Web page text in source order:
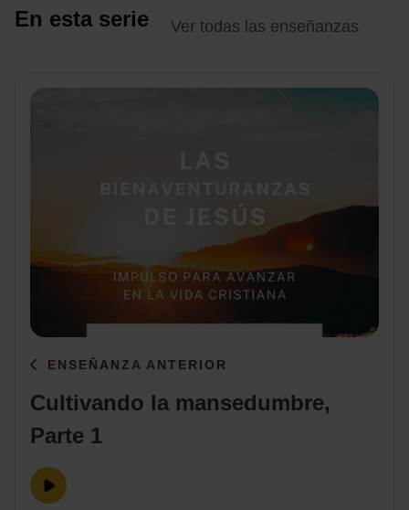
En esta serie Ver todas las enseñanzas
ENSEÑANZA ANTERIOR
Cultivando la mansedumbre,
Parte 1